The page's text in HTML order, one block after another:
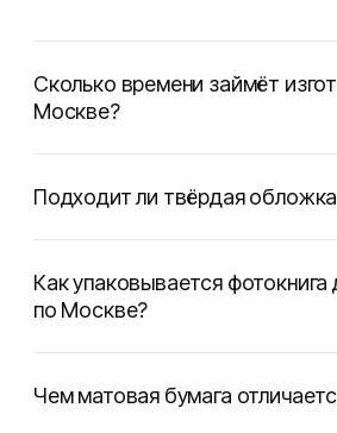
Сколько времени займёт
Москве?
Подходит ли твёрдая
Как упаковывается фотокнига
по Москве?
Чем матовая бумага